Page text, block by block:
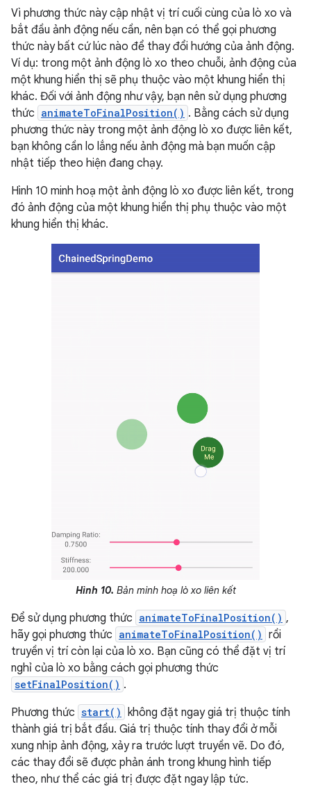
Vì phương thức này cập nhật vị trí cuối cùng của lò xo và
bắt đầu ảnh động nếu cần, nên bạn có thể gọi phương
thức này bất cứ lúc nào để thay đổi hướng của ảnh động.
Ví dụ: trong một ảnh động lò xo theo chuỗi, ảnh động của
một khung hiển thị sẽ phụ thuộc vào một khung hiển thị
khác. Đối với ảnh động như vậy, bạn nên sử dụng phương
thức animateToFinalPosition() . Bằng cách sử dụng
phương thức này trong một ảnh động lò xo được liên kết,
bạn không cần lo lắng nếu ảnh động mà bạn muốn cập
nhật tiếp theo hiện đang chạy.
Hình 10 minh hoạ một ảnh động lò xo được liên kết, trong
đó ảnh động của một khung hiển thị phụ thuộc vào một
khung hiển thị khác.
Hình 10. Bản minh hoạ lò xo liên kết
Để sử dụng phương thức animateToFinalPosition() ,
hãy gọi phương thức animateToFinalPosition() rồi
truyền vị trí còn lại của lò xo. Bạn cũng có thể đặt vị trí
nghỉ của lò xo bằng cách gọi phương thức
setFinalPosition() .
Phương thức start() không đặt ngay giá trị thuộc tính
thành giá trị bắt đầu. Giá trị thuộc tính thay đổi ở mỗi
xung nhịp ảnh động, xảy ra trước lượt truyền vẽ. Do đó,
các thay đổi sẽ được phản ánh trong khung hình tiếp
theo, như thể các giá trị được đặt ngay lập tức.